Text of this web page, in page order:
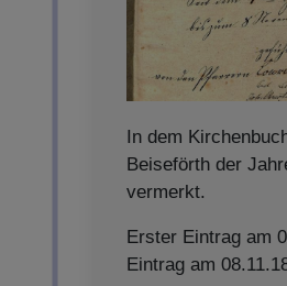
In dem
Beiseförth der
vermerkt.
Erster Eintrag am
Eintrag am